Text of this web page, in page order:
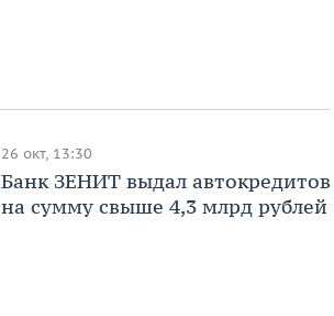
26 окт, 13:30
Банк ЗЕНИТ выдал автокредитов
на сумму свыше 4,3 млрд рублей